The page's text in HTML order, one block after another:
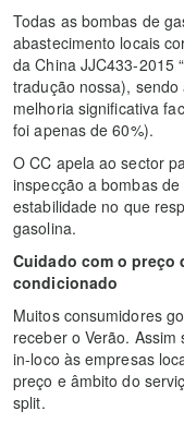
Todas as bombas de
abastecimento locais
da China JJC433-2015 “
tradução nossa),
melhoria significativa
foi apenas de 60%).
O CC apela ao sector
inspecção a bombas
estabilidade no que
gasolina.
Cuidado com o preço
condicionado
Muitos consumidores
receber o Verão.
in-loco às empresas
preço e âmbito do
split.